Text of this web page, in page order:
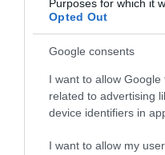
Purposes for which it
Opted Out
Google consents
I want to allow
related to advertising
device identifiers in
I want to allow my
5 h 26 min